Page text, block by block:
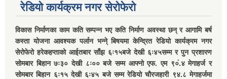
रेडियो कार्यक्रम नगर सेरोफेरो
विकास निर्माणका काम कति सम्पन्न भए कति निर्माण अवस्था छन् र आगामि बर्ष
कस्ता योजना आवश्यक पर्लान भन्ने् बिषयमा केन्द्रित रेडियो कार्यक्रम नगर
सेरोफेरो हरेकहप्ताको आईतबार साँझ ६ः१५बजे देखी ६ः४५सम्म र पुन प्रशारण
सोमबार बिहान ७ः३० देखी ८ः०० बजे सम्म आफ्नो एफ. एम ९०ं.४ मेगाहर्ज र
सोमबार बिहान ६ः१५ देखी ६ः४५ बजे सम्म रेडियो चौरजहारी ९४.८ मेगाहर्जमा